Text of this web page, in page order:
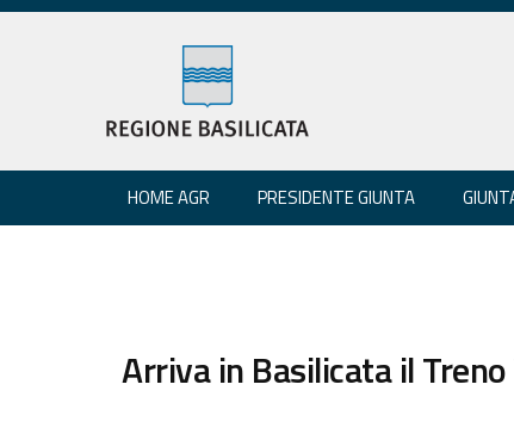
HOME AGR PRESIDENTE GIUNTA
Arriva in Basilicata il